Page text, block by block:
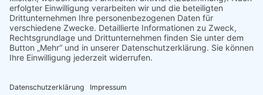
Informationen
Impressum & Disclaimer
AGB und Widerrufsrecht
Verpackung und Versand